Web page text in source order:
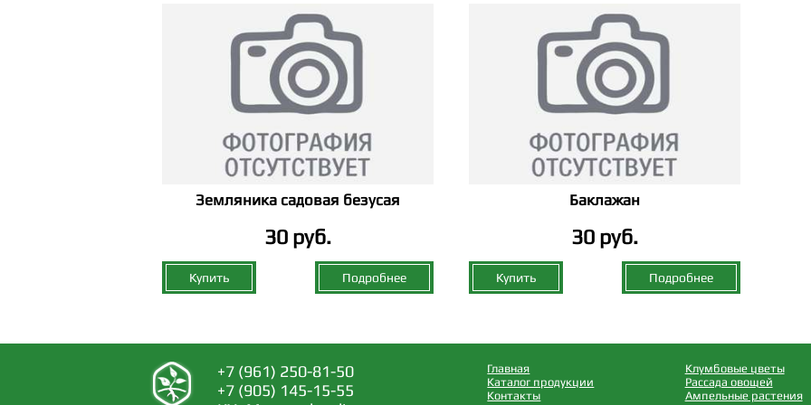
Земляника садовая безусая
30 руб.
Купить Подробнее
Баклажан
30 руб.
Купить Подробнее
+7 (961) 250-81-50
+7 (905) 145-15-55
Главная
Каталог продукции
Контакты
Клумбовые цветы
Рассада овощей
Ампельные растения